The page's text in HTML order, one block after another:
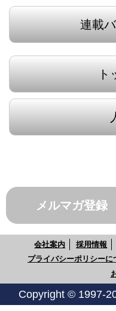
連載
ト
メルマガ登録
会社案内 採用情報
プライバシーポリシーに
Copyright © 1997-